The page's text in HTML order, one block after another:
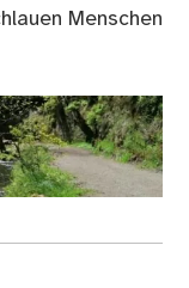
Menschen